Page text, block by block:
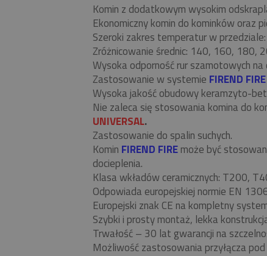
Komin z dodatkowym wysokim
Ekonomiczny komin do kominków oraz
Szeroki zakres temperatur w
Zróżnicowanie średnic: 140, 160, 180,
Wysoka odporność rur szamotowych
Zastosowanie w systemie FIREND FIRE
Wysoka jakość obudowy keramzyto-
Nie zaleca się stosowania komina do
UNIVERSAL.
Zastosowanie do spalin suchych.
Komin FIREND FIREmoże być
docieplenia.
Klasa wkładów ceramicznych: T200,
Odpowiada europejskiej normie EN
Europejski znak CE na kompletny
Szybki i prosty montaż, lekka
Trwałość – 30 lat gwarancji na
Możliwość zastosowania przyłącza